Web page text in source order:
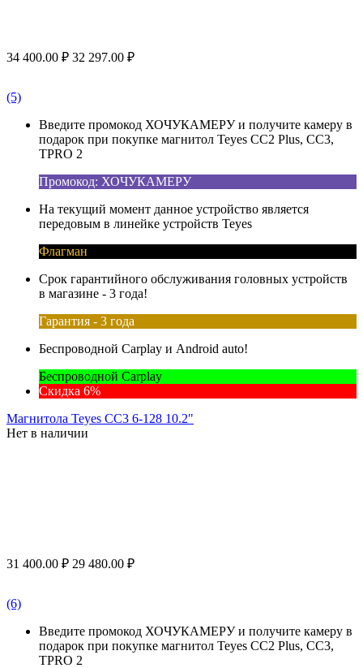
34 400.00 ₽ 32 297.00 ₽
(5)
Введите промокод ХОЧУКАМЕРУ и получите камеру в
подарок при покупке магнитол Teyes CC2 Plus, CC3,
TPRO 2
Промокод: ХОЧУКАМЕРУ
На текущий момент данное устройство является
передовым в линейке устройств Teyes
Флагман
Срок гарантийного обслуживания головных устройств
в магазине - 3 года!
Гарантия - 3 года
Беспроводной Carplay и Android auto!
Беспроводной Carplay
Скидка 6%
Магнитола Teyes CC3 6-128 10.2"
Нет в наличии
31 400.00 ₽ 29 480.00 ₽
(6)
Введите промокод ХОЧУКАМЕРУ и получите камеру в
подарок при покупке магнитол Teyes CC2 Plus, CC3,
TPRO 2